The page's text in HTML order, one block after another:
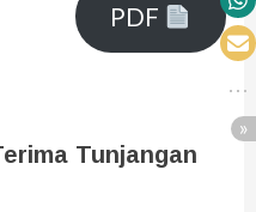
PDF
Tunjangan